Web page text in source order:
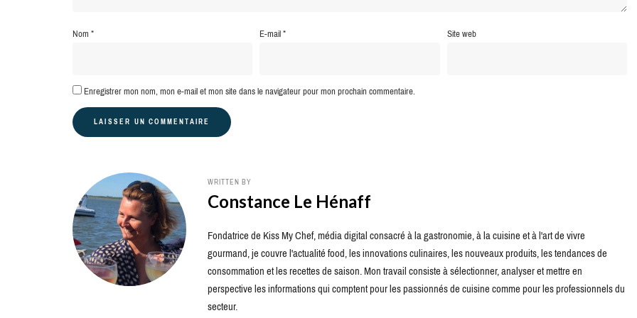
Nom* E-mail* Site web
Enregistrer mon nom, mon e-mail et mon site dans le navigateur pour mon prochain commentaire.
WRITTEN BY
Constance Le Hénaff
Fondatrice de Kiss My Chef, média digital consacré à la gastronomie, à la cuisine et à l'art de vivre
gourmand, je couvre l'actualité food, les innovations culinaires, les nouveaux produits, les tendances de
consommation et les recettes de saison. Mon travail consiste à sélectionner, analyser et mettre en
perspective les informations qui comptent pour les passionnés de cuisine comme pour les professionnels du
secteur.